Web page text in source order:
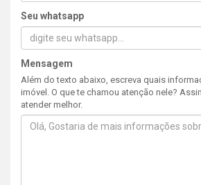
Seu whatsapp
Mensagem
Além do texto abaixo, escreva quais
imóvel. O que te chamou atenção nele?
atender melhor.